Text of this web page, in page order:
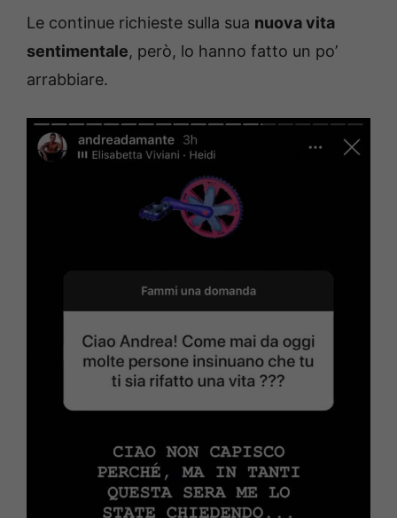
Le continue richieste sulla sua nuova vita
sentimentale, però, lo hanno fatto un po’
arrabbiare.